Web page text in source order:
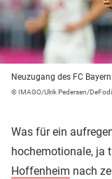
Neuzugang des FC
© IMAGO/Ulrik Pedersen/
Was für ein
hochemotionale, ja
Hoffenheim nach